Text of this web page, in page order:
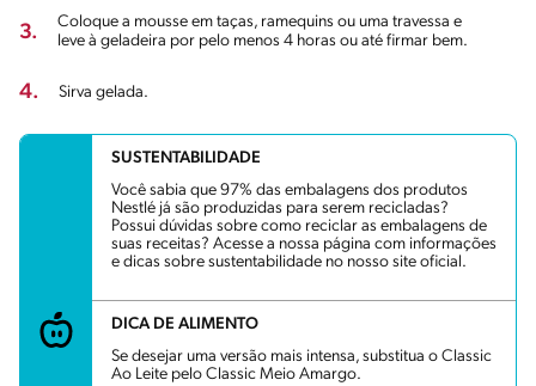
3.
Coloque a mousse em taças, ramequins ou uma travessa e
leve à geladeira por pelo menos 4 horas ou até firmar bem.
4. Sirva gelada.
SUSTENTABILIDADE
Você sabia que 97% das embalagens dos produtos
Nestlé já são produzidas para serem recicladas?
Possui dúvidas sobre como reciclar as embalagens de
suas receitas? Acesse a nossa página com informações
e dicas sobre sustentabilidade no nosso site oficial.
DICA DE ALIMENTO
Se desejar uma versão mais intensa, substitua o Classic
Ao Leite pelo Classic Meio Amargo.